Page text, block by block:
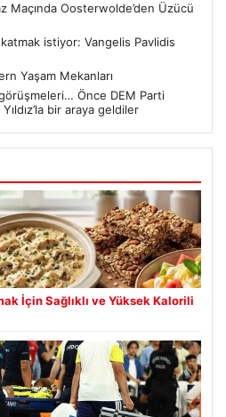
Maçında Oosterwolde’den Üzücü
istiyor: Vangelis Pavlidis
Yaşam Mekanları
görüşmeleri… Önce DEM Parti
bir araya geldiler
İçin Sağlıklı ve Yüksek Kalorili